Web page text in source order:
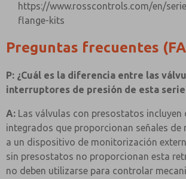
https://www.rosscontrols.com/en/
flange-kits
Preguntas frecuentes
P: ¿Cuál es la diferencia entre las
interruptores de presión de esta
A: Las válvulas con presostatos
integrados que proporcionan señales de
a un dispositivo de monitorización
sin presostatos no proporcionan esta
no deben utilizarse para controlar